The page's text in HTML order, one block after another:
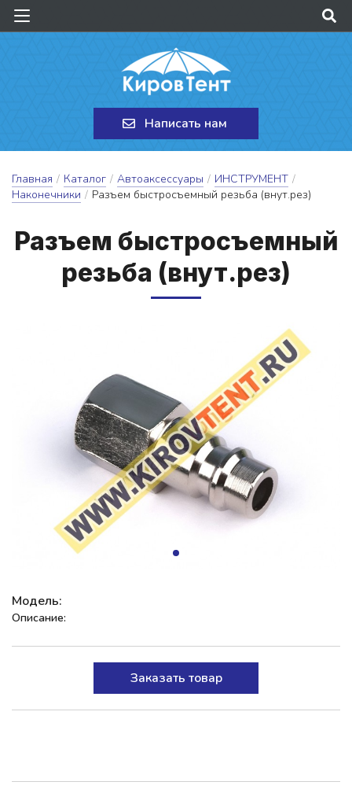
Написать нам
Главная / Каталог / Автоаксессуары / ИНСТРУМЕНТ /
Наконечники / Разъем быстросъемный резьба (внут.рез)
Разъ­ем быс­тросъ­ем­ный
резь­ба (внут.рез)
Модель:
Описание:
Заказать товар